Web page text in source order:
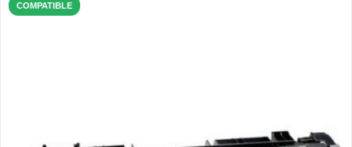
COMPATIBLE